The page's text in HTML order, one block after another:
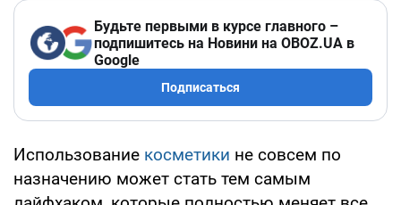
Будьте первыми в курсе главного –
подпишитесь на Новини на OBOZ.UA в
Google
Подписаться
Использование косметики не совсем по
назначению может стать тем самым